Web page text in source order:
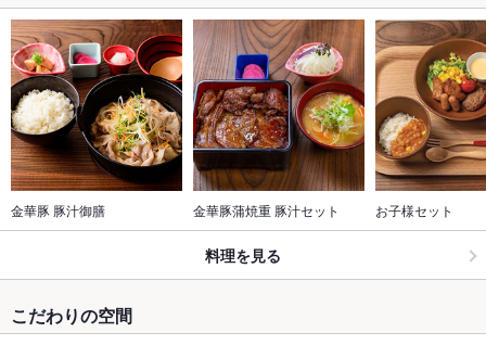
金華豚 豚汁御膳 金華豚蒲焼重 豚汁セット お子様セット
料理を見る
こだわりの空間